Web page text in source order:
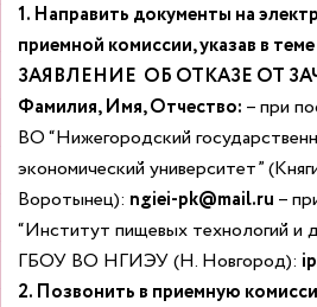
1. Направить документы на
приемной комиссии, указав в
ЗАЯВЛЕНИЕ ОБ ОТКАЗЕ ОТ
Фамилия, Имя, Отчество: – при
ВО “Нижегородский
экономический университет”
Воротынец): ngiei-pk@mail.ru –
“Институт пищевых технологий и
ГБОУ ВО НГИЭУ (Н. Новгород):
2. Позвонить в приемную